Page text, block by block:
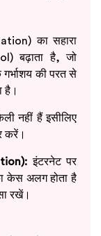
का सहारा
बढ़ाता है, जो
की परत से
है।
नहीं हैं इसीलिए
करें।
इंटरनेट पर
केस अलग होता है
रखें।